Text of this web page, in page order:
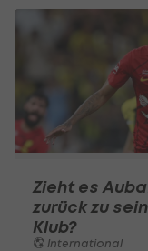
Zieht es
zurück zu
Klub?
International